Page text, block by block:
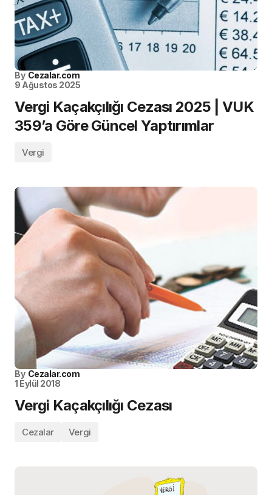
By Cezalar.com
9 Ağustos 2025
Vergi Kaçakçılığı Cezası 2025 | VUK
359’a Göre Güncel Yaptırımlar
Vergi
By Cezalar.com
1 Eylül 2018
Vergi Kaçakçılığı Cezası
Cezalar Vergi